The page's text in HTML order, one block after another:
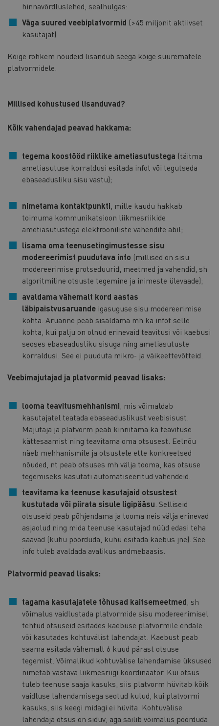
hinnavõrdluslehed, sealhulgas:
Väga suured veebiplatvormid (>45 miljonit aktiivset
kasutajat)
Kõige rohkem nõudeid lisandub seega kõige suurematele
platvormidele.
Millised kohustused lisanduvad?
Kõik vahendajad peavad hakkama:
tegema koostööd riiklike ametiasutustega (täitma
ametiasutuse korraldusi esitada infot või tegutseda
ebaseadusliku sisu vastu);
nimetama kontaktpunkti , mille kaudu hakkab
toimuma kommunikatsioon liikmesriikide
ametiasutustega elektrooniliste vahendite abil;
lisama oma teenusetingimustesse sisu
modereerimist puudutava info (millised on sisu
modereerimise protseduurid, meetmed ja vahendid, sh
algoritmiline otsuste tegemine ja inimeste ülevaade);
avaldama vähemalt kord aastas
läbipaistvusaruande igasuguse sisu modereerimise
kohta. Aruanne peab sisaldama mh ka infot selle
kohta, kui palju on olnud erinevaid teavitusi või kaebusi
seoses ebaseadusliku sisuga ning ametiasutuste
korraldusi. See ei puuduta mikro- ja väikeettevõtteid.
Veebimajutajad ja platvormid peavad lisaks:
looma teavitusmehhanismi, mis võimaldab
kasutajatel teatada ebaseaduslikust veebisisust.
Majutaja ja platvorm peab kinnitama ka teavituse
kättesaamist ning teavitama oma otsusest. Eelnõu
näeb mehhanismile ja otsustele ette konkreetsed
nõuded, nt peab otsuses mh välja tooma, kas otsuse
tegemiseks kasutati automatiseeritud vahendeid.
teavitama ka teenuse kasutajaid otsustest
kustutada või piirata sisule ligipääsu. Selliseid
otsuseid peab põhjendama ja tooma neis välja erinevad
asjaolud ning mida teenuse kasutajad nüüd edasi teha
saavad (kuhu pöörduda, kuhu esitada kaebus jne). See
info tuleb avaldada avalikus andmebaasis.
Platvormid peavad lisaks:
tagama kasutajatele tõhusad kaitsemeetmed , sh
võimalus vaidlustada platvormide sisu modereerimisel
tehtud otsuseid esitades kaebuse platvormile endale
või kasutades kohtuvälist lahendajat. Kaebust peab
saama esitada vähemalt 6 kuud pärast otsuse
tegemist. Võimalikud kohtuvälise lahendamise üksused
nimetab vastava liikmesriigi koordinaator. Kui otsus
tuleb teenuse saaja kasuks, siis platvorm hüvitab kõik
vaidluse lahendamisega seotud kulud, kui platvormi
kasuks, siis keegi midagi ei hüvita. Kohtuvälise
lahendaja otsus on siduv, aga säilib võimalus pöörduda